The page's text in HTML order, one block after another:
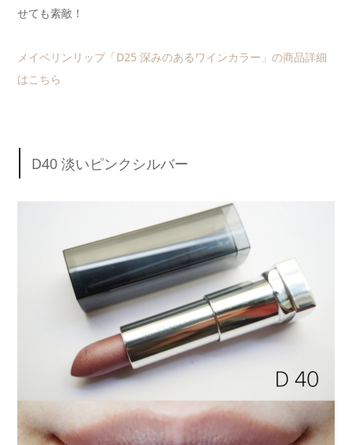
せても素敵！
メイベリンリップ「D25 深みのあるワインカラー」の商品詳細
はこちら
D40 淡いピンクシルバー